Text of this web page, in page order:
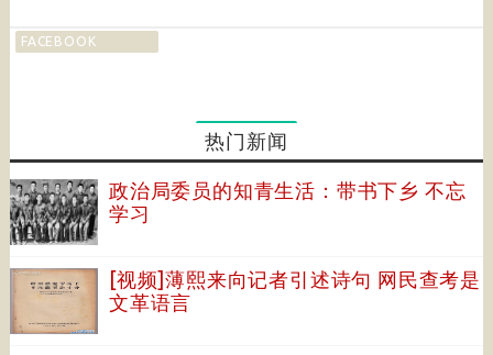
FACEBOOK
热门新闻
政治局委员的知青生活：带书下乡 不忘
学习
[视频]薄熙来向记者引述诗句 网民查考是
文革语言